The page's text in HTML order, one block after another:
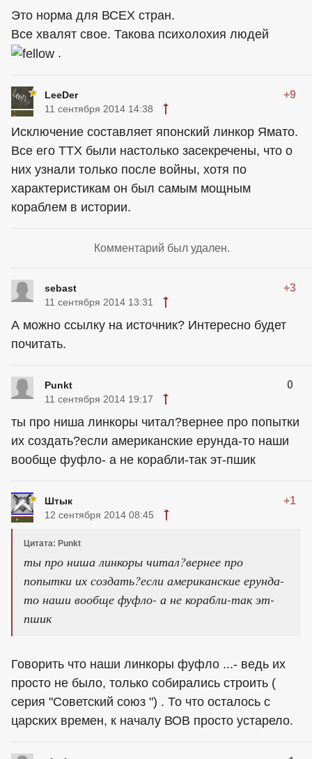
Это норма для ВСЕХ стран.
Все хвалят свое. Такова психолохия людей
.
LeeDer +9
11 сентября 2014 14:38
Исключение составляет японский линкор Ямато.
Все его ТТХ были настолько засекречены, что о
них узнали только после войны, хотя по
характеристикам он был самым мощным
кораблем в истории.
Комментарий был удален.
sebast +3
11 сентября 2014 13:31
А можно ссылку на источник? Интересно будет
почитать.
Punkt 0
11 сентября 2014 19:17
ты про ниша линкоры читал?вернее про попытки
их создать?если американские ерунда-то наши
вообще фуфло- а не корабли-так эт-пшик
Штык +1
12 сентября 2014 08:45
Цитата: Punkt
ты про ниша линкоры читал?вернее про
попытки их создать?если американские ерунда-
то наши вообще фуфло- а не корабли-так эт-
пшик
Говорить что наши линкоры фуфло ...- ведь их
просто не было, только собирались строить (
серия "Советский союз ") . То что осталось с
царских времен, к началу ВОВ просто устарело.